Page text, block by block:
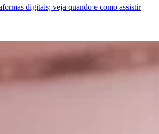
digitais; veja quando e como assistir